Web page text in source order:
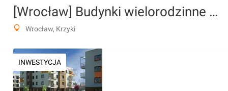
[Wrocław] Budynki wielorodzinne "Villa Vratislavia"
Wrocław, Krzyki
INWESTYCJA